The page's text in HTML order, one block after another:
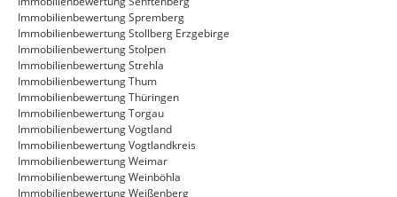
Immobilienbewertung Spremberg
Immobilienbewertung Stollberg Erzgebirge
Immobilienbewertung Stolpen
Immobilienbewertung Strehla
Immobilienbewertung Thum
Immobilienbewertung Thüringen
Immobilienbewertung Torgau
Immobilienbewertung Vogtland
Immobilienbewertung Vogtlandkreis
Immobilienbewertung Weimar
Immobilienbewertung Weinböhla
Immobilienbewertung Weißenberg